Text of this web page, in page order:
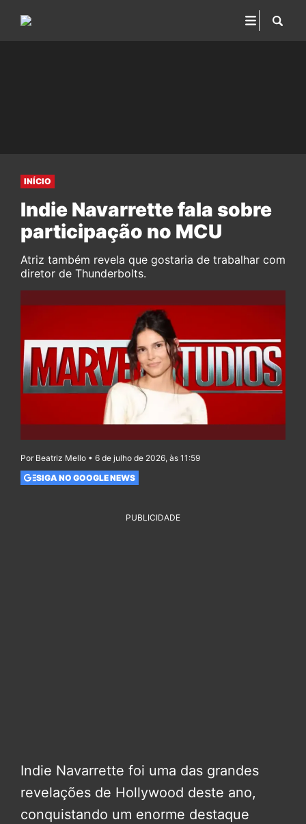
INÍCIO
Indie Navarrette fala sobre
participação no MCU
Atriz também revela que gostaria de trabalhar com
diretor de Thunderbolts.
Por Beatriz Mello • 6 de julho de 2026, às 11:59
SIGA NO GOOGLE NEWS
PUBLICIDADE
Indie Navarrette foi uma das grandes
revelações de Hollywood deste ano,
conquistando um enorme destaque